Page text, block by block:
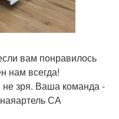
вам понравилось
нам всегда!
зря. Ваша команда -
СА